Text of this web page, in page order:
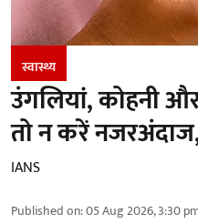
स्वास्थ्य
उंगलियां, कोहनी
तो न करें
IANS
Published on:05 Aug 2026, 3:30